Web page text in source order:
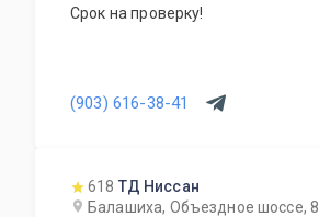
Срок на проверку!
(903) 616-38-41
618 ТД Ниссан
Балашиха, Объездное шоссе, 8